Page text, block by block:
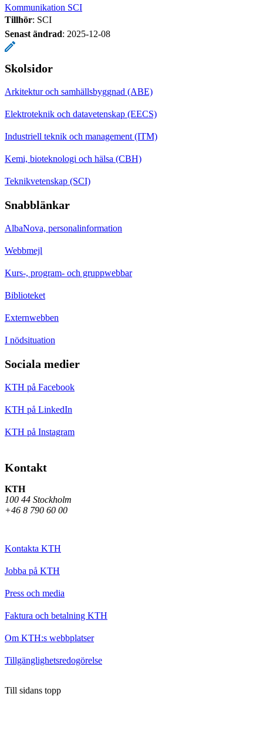
Kommunikation SCI
Tillhör: SCI
Senast ändrad: 2025-12-08
Skolsidor
Arkitektur och samhällsbyggnad (ABE)
Elektroteknik och datavetenskap (EECS)
Industriell teknik och management (ITM)
Kemi, bioteknologi och hälsa (CBH)
Teknikvetenskap (SCI)
Snabblänkar
AlbaNova, personalinformation
Webbmejl
Kurs-, program- och gruppwebbar
Biblioteket
Externwebben
I nödsituation
Sociala medier
KTH på Facebook
KTH på LinkedIn
KTH på Instagram
Kontakt
KTH
100 44 Stockholm
+46 8 790 60 00
Kontakta KTH
Jobba på KTH
Press och media
Faktura och betalning KTH
Om KTH:s webbplatser
Tillgänglighetsredogörelse
Till sidans topp